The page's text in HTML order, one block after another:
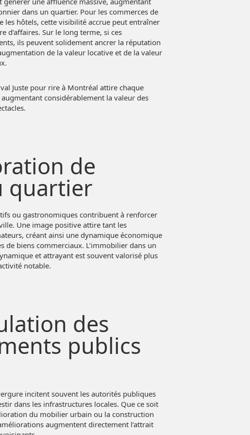
dans un quartier. Pour les commerces de
les hôtels, cette visibilité accrue peut entraîner
d’affaires. Sur le long terme, si ces
ils peuvent solidement ancrer la réputation
de la valeur locative et de la valeur
Juste pour rire à Montréal attire chaque
considérablement la valeur des
de
quartier
ou gastronomiques contribuent à renforcer
Une image positive attire tant les
créant ainsi une dynamique économique
de biens commerciaux. L’immobilier dans un
et attrayant est souvent valorisé plus
notable.
des
publics
incitent souvent les autorités publiques
dans les infrastructures locales. Que ce soit
du mobilier urbain ou la construction
augmentent directement l’attrait